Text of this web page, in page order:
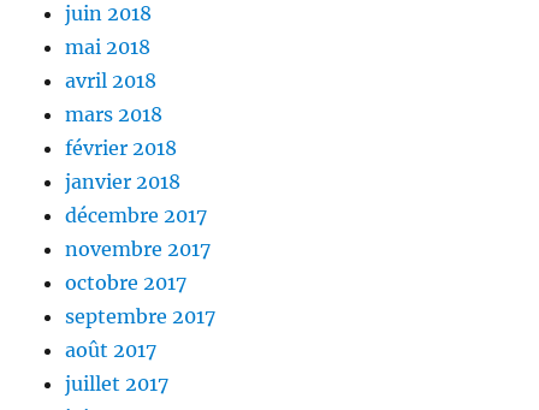
juin 2018
mai 2018
avril 2018
mars 2018
février 2018
janvier 2018
décembre 2017
novembre 2017
octobre 2017
septembre 2017
août 2017
juillet 2017